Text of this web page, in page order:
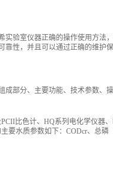
验室仪器正确的操作使用方法
性，并且可以通过正确的维护
部分、主要功能、技术参数、
比色计、HQ系列电化学仪器、
要水质参数如下：CODcr、总磷